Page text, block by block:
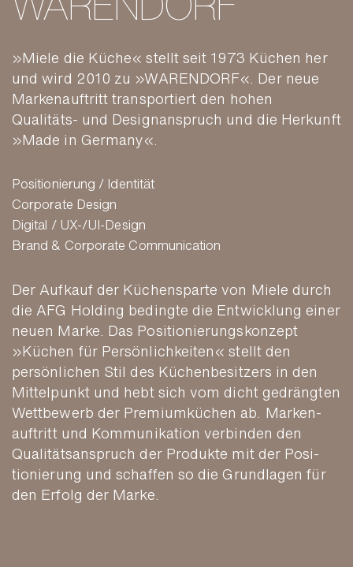
»Miele die Küche« stellt seit 1973 Küchen her
und wird 2010 zu »WAREN­DORF«. Der neue
Marken­auftritt trans­portiert den hohen
Qualitäts- und Design­anspruch und die Her­kunft
»Made in Germany«.
Positionierung / Identität
Corporate Design
Digital / UX-/UI-Design
Brand & Corporate Communication
Der Aufkauf der Küchen­sparte von Miele durch
die AFG Holding bedingte die Ent­wicklung einer
neuen Marke. Das Posi­tionierungs­konzept
»Küchen für Per­sönlich­keiten« stellt den
persön­lichen Stil des Küchen­besitzers in den
Mittel­punkt und hebt sich vom dicht ge­drängten
Wett­bewerb der Premium­küchen ab. Marken­
auftritt und Kommu­nikation verbinden den
Qualitäts­anspruch der Produkte mit der Posi­
tionierung und schaffen so die Grund­lagen für
den Erfolg der Marke.